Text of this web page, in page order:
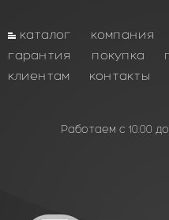
каталог компания
гарантия
покупка
клиентам
контакты
Работаем с 10.00